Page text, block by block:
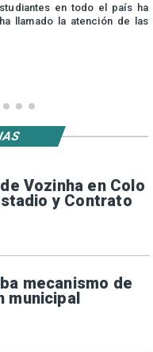
en todo el país ha
llamado la atención de las
Vozinha en Colo
y Contrato
mecanismo de
municipal